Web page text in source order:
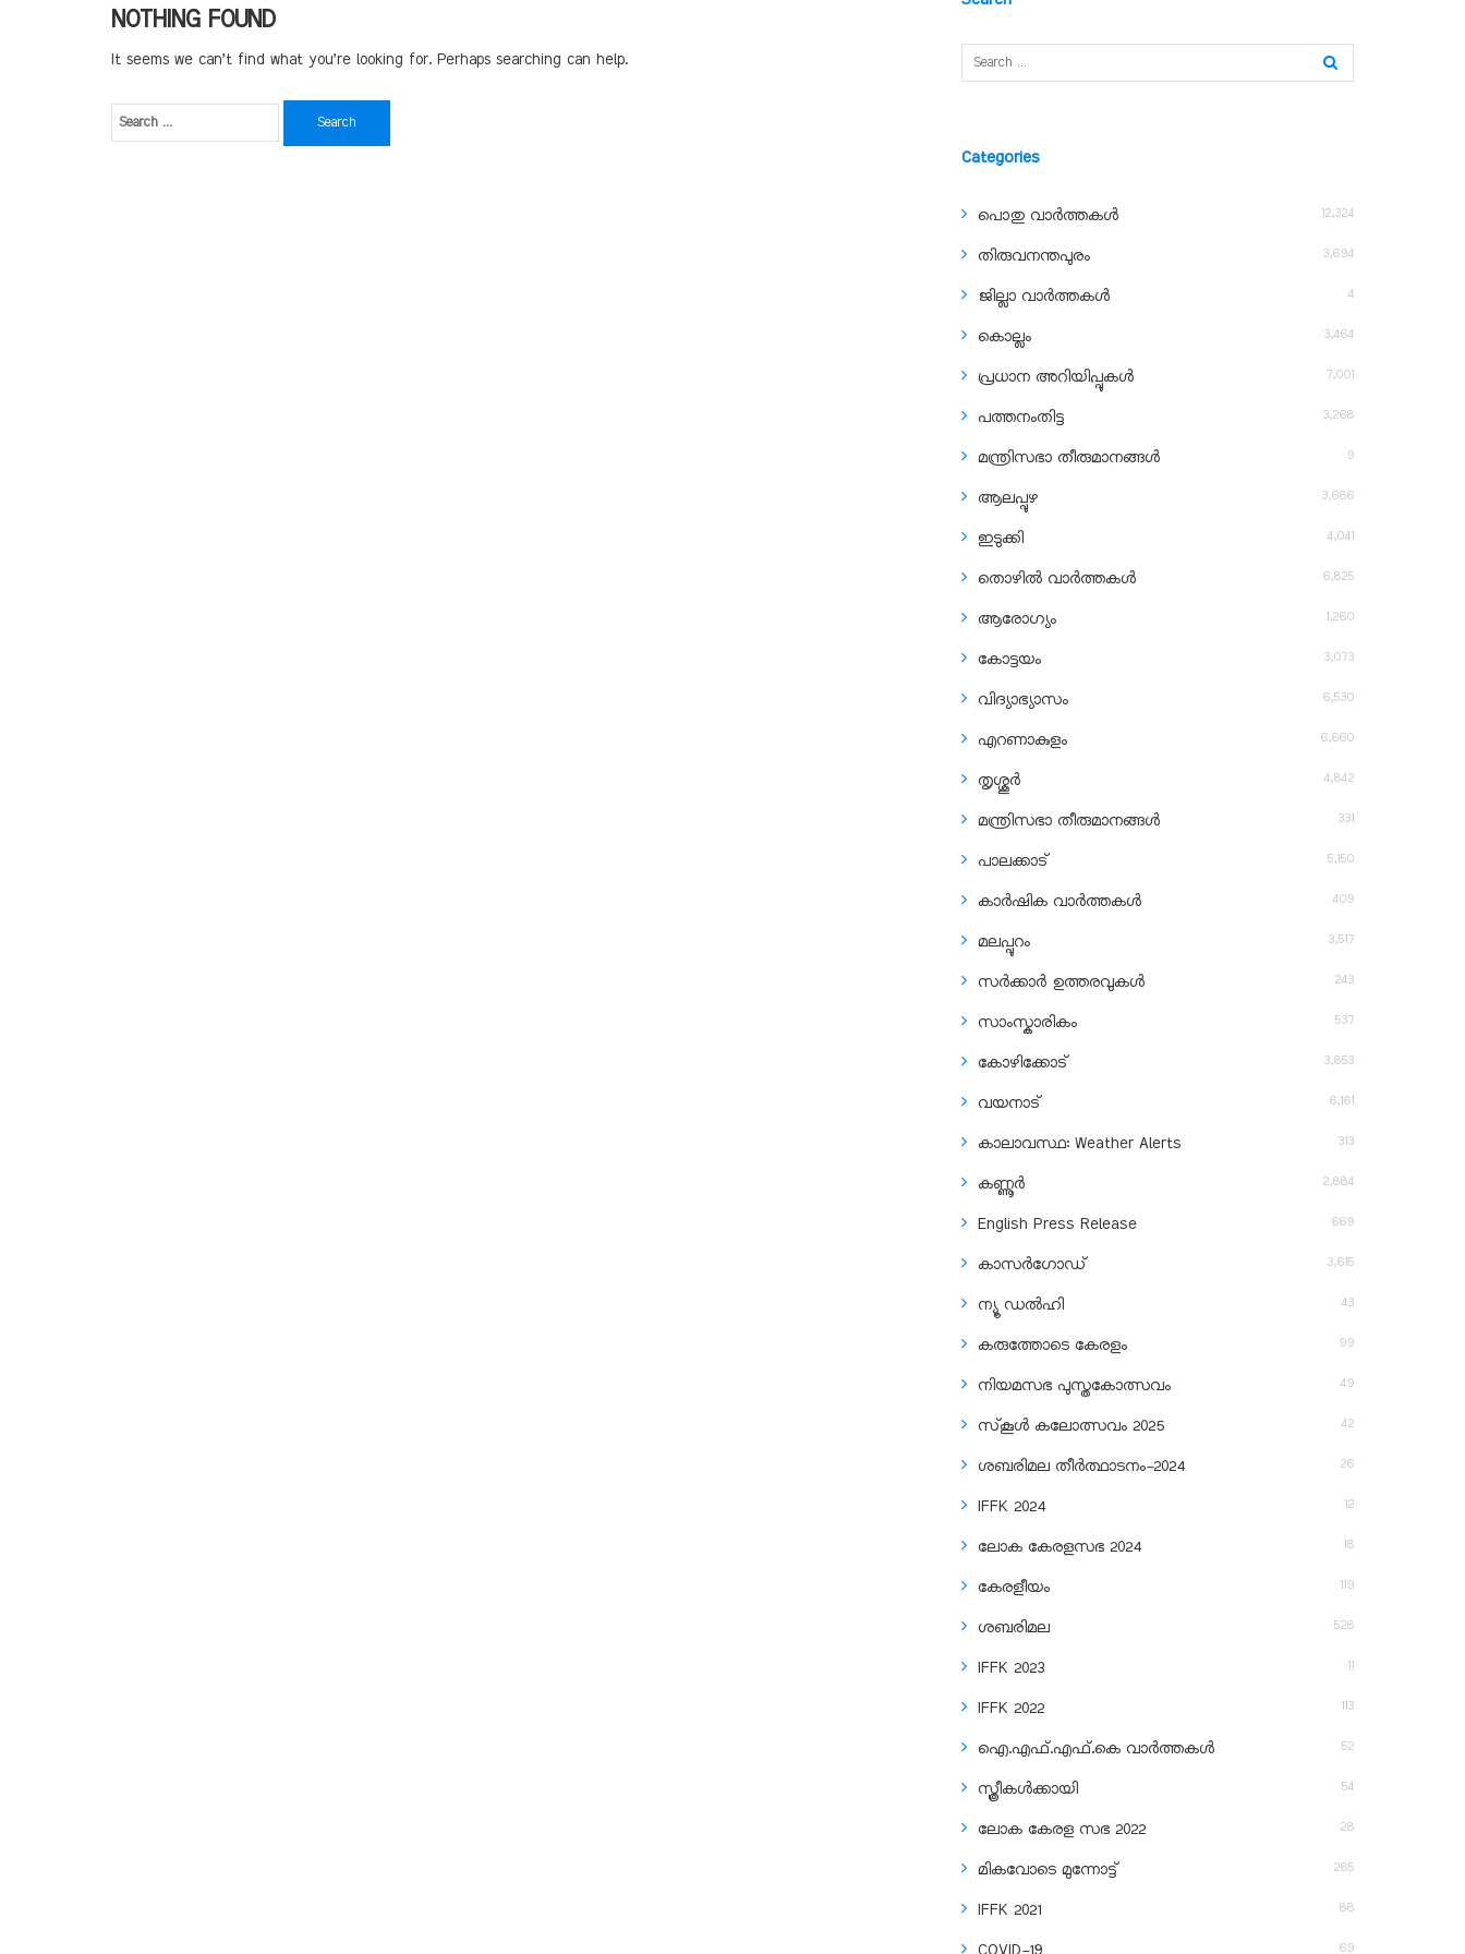
NOTHING FOUND
It seems we can’t find what you’re looking for. Perhaps searching can help.
Categories
പൊതു വാർത്തകൾ 12,324
തിരുവനന്തപുരം 3,694
ജില്ലാ വാർത്തകൾ 4
കൊല്ലം 3,464
പ്രധാന അറിയിപ്പുകൾ 7,001
പത്തനംതിട്ട 3,268
മന്ത്രിസഭാ തീരുമാനങ്ങൾ 9
ആലപ്പുഴ 3,686
ഇടുക്കി 4,041
തൊഴിൽ വാർത്തകൾ 6,825
ആരോഗ്യം 1,260
കോട്ടയം 3,073
വിദ്യാഭ്യാസം 6,530
എറണാകുളം 6,660
തൃശ്ശൂർ 4,842
മന്ത്രിസഭാ തീരുമാനങ്ങൾ 331
പാലക്കാട് 5,150
കാർഷിക വാർത്തകൾ 409
മലപ്പുറം 3,517
സർക്കാർ ഉത്തരവുകൾ 243
സാംസ്കാരികം 537
കോഴിക്കോട് 3,853
വയനാട് 6,161
കാലാവസ്ഥ: Weather Alerts 313
കണ്ണൂർ 2,884
English Press Release 669
കാസർഗോഡ് 3,615
ന്യൂ ഡൽഹി 43
കരുത്തോടെ കേരളം 99
നിയമസഭ പുസ്തകോത്സവം 49
സ്‌കൂൾ കലോത്സവം 2025 42
ശബരിമല തീര്‍ത്ഥാടനം-2024 26
IFFK 2024 12
ലോക കേരളസഭ 2024 18
കേരളീയം 119
ശബരിമല 528
IFFK 2023 11
IFFK 2022 113
ഐ.എഫ്.എഫ്.കെ വാർത്തകൾ 52
സ്ത്രീകൾക്കായി 54
ലോക കേരള സഭ 2022 28
മികവോടെ മുന്നോട്ട് 265
IFFK 2021 88
69